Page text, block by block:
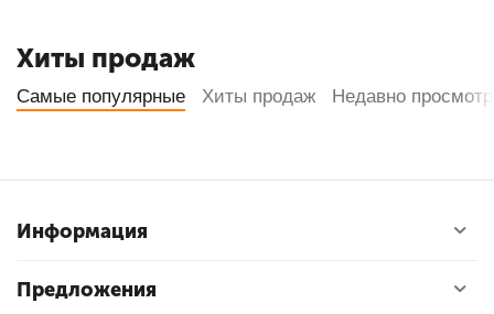
Хиты продаж
Самые популярные Хиты продаж Недавно
Информация
Предложения